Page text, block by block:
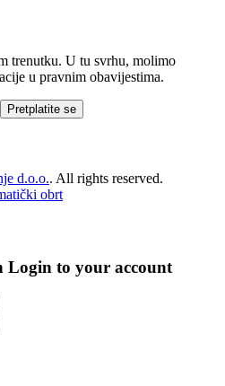
trenutku. U tu svrhu, molimo
u pravnim obavijestima.
Pretplatite se
d.o.o.. All rights reserved.
obrt
Login to your account